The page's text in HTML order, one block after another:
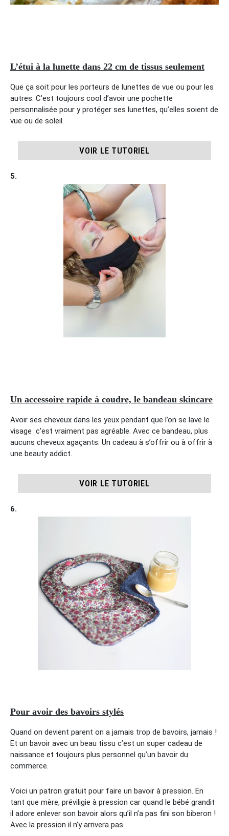
L’étui à la lunette dans 22 cm de tissus seulement
Que ça soit pour les porteurs de lunettes de vue ou pour les
autres. C’est toujours cool d’avoir une pochette
personnalisée pour y protéger ses lunettes, qu’elles soient de
vue ou de soleil.
VOIR LE TUTORIEL
5.
Un accessoire rapide à coudre, le bandeau skincare
Avoir ses cheveux dans les yeux pendant que l’on se lave le
visage c’est vraiment pas agréable. Avec ce bandeau, plus
aucuns cheveux agaçants. Un cadeau à s’offrir ou à offrir à
une beauty addict.
VOIR LE TUTORIEL
6.
Pour avoir des bavoirs stylés
Quand on devient parent on a jamais trop de bavoirs, jamais !
Et un bavoir avec un beau tissu c’est un super cadeau de
naissance et toujours plus personnel qu’un bavoir du
commerce.
Voici un patron gratuit pour faire un bavoir à pression. En
tant que mère, préviligie à pression car quand le bébé grandit
il adore enlever son bavoir alors qu’il n’a pas fini son biberon !
Avec la pression il n’y arrivera pas.